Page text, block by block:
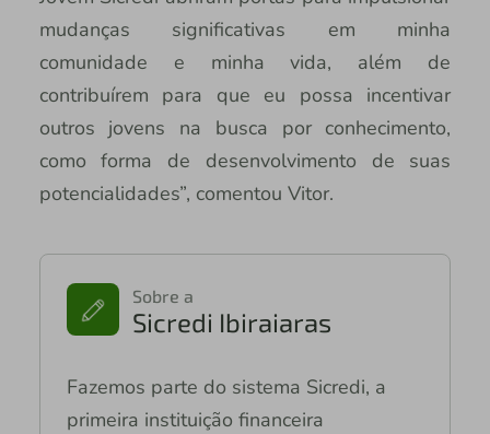
mudanças significativas em minha
comunidade e minha vida, além de
contribuírem para que eu possa incentivar
outros jovens na busca por conhecimento,
como forma de desenvolvimento de suas
potencialidades”, comentou Vitor.
Sobre a
Sicredi Ibiraiaras
Fazemos parte do sistema Sicredi, a
primeira instituição financeira